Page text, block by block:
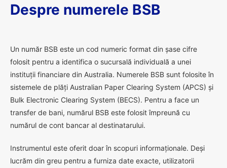
Despre numerele BSB
Un număr BSB este un cod numeric format din șase cifre
folosit pentru a identifica o sucursală individuală a unei
instituții financiare din Australia. Numerele BSB sunt folosite în
sistemele de plăți Australian Paper Clearing System (APCS) și
Bulk Electronic Clearing System (BECS). Pentru a face un
transfer de bani, numărul BSB este folosit împreună cu
numărul de cont bancar al destinatarului.
Instrumentul este oferit doar în scopuri informaționale. Deși
lucrăm din greu pentru a furniza date exacte, utilizatorii